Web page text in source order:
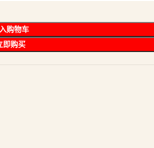
购物车
即购买